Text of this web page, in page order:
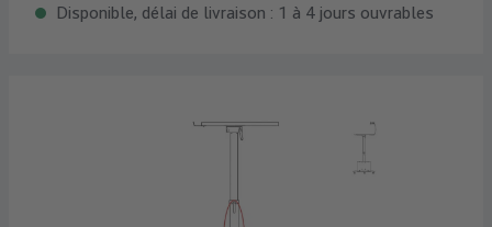
Disponible, délai de livraison : 1 à 4 jours ouvrables